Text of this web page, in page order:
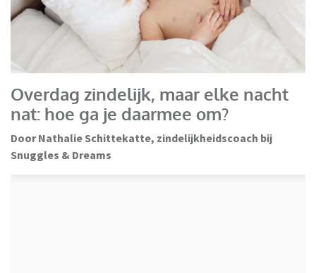
Overdag zindelijk, maar elke nacht
nat: hoe ga je daarmee om?
Door Nathalie Schittekatte, zindelijkheidscoach bij
Snuggles & Dreams